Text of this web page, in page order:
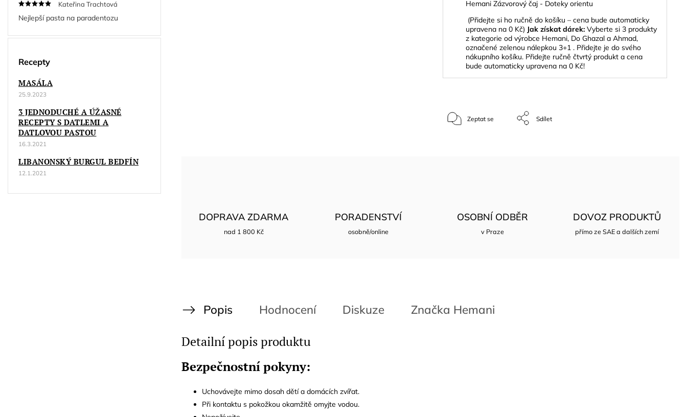
Kateřina Trachtová
Nejlepší pasta na paradentozu
Recepty
MASÁLA
25.9.2023
3 JEDNODUCHÉ A ÚŽASNÉ
RECEPTY S DATLEMI A
DATLOVOU PASTOU
16.3.2021
LIBANONSKÝ BURGUL BEDFÍN
12.1.2021
Hemani Zázvorový čaj - Doteky orientu
(Přidejte si ho ručně do košíku – cena bude automaticky
upravena na 0 Kč) Jak získat dárek: Vyberte si 3 produkty
z kategorie od výrobce Hemani, Do Ghazal a Ahmad,
označené zelenou nálepkou 3+1 . Přidejte je do svého
nákupního košíku. Přidejte ručně čtvrtý produkt a cena
bude automaticky upravena na 0 Kč!
Zeptat se Sdílet
DOPRAVA ZDARMA
nad 1 800 Kč
PORADENSTVÍ
osobně/online
OSOBNÍ ODBĚR
v Praze
DOVOZ PRODUKTŮ
přímo ze SAE a dalších zemí
Popis Hodnocení Diskuze Značka Hemani
Detailní popis produktu
Bezpečnostní pokyny:
Uchovávejte mimo dosah dětí a domácích zvířat.
Při kontaktu s pokožkou okamžitě omyjte vodou.